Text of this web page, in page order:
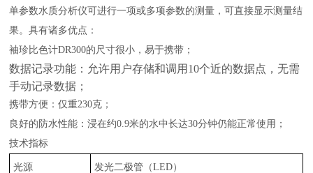
单参数水质分析仪可进行一项或多项参数的测量，可直接显示测量结
果。具有诸多优点：
袖珍比色计DR300的尺寸很小，易于携带；
数据记录功能：允许用户存储和调用10个近的数据点，无需
手动记录数据；
携带方便：仅重230克；
良好的防水性能：浸在约0.9米的水中长达30分钟仍能正常使用；
技术指标
光源 发光二极管（LED）